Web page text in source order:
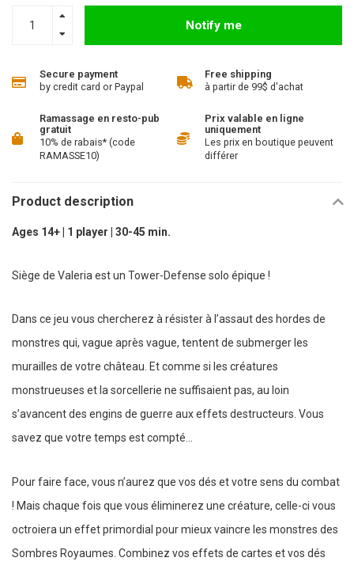
Notify me
Secure payment
by credit card or Paypal
Free shipping
à partir de 99$ d'achat
Ramassage en resto-pub
gratuit
10% de rabais* (code
RAMASSE10)
Prix valable en ligne
uniquement
Les prix en boutique peuvent
différer
Product description
Ages 14+ | 1 player | 30-45 min.
Siège de Valeria est un Tower-Defense solo épique !
Dans ce jeu vous chercherez à résister à l’assaut des hordes de
monstres qui, vague après vague, tentent de submerger les
murailles de votre château. Et comme si les créatures
monstrueuses et la sorcellerie ne suffisaient pas, au loin
s’avancent des engins de guerre aux effets destructeurs. Vous
savez que votre temps est compté…
Pour faire face, vous n’aurez que vos dés et votre sens du combat
! Mais chaque fois que vous éliminerez une créature, celle-ci vous
octroiera un effet primordial pour mieux vaincre les monstres des
Sombres Royaumes. Combinez vos effets de cartes et vos dés